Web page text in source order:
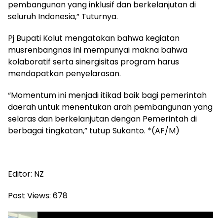
pembangunan yang inklusif dan berkelanjutan di
seluruh Indonesia,” Tuturnya.
Pj Bupati Kolut mengatakan bahwa kegiatan
musrenbangnas ini mempunyai makna bahwa
kolaboratif serta sinergisitas program harus
mendapatkan penyelarasan.
“Momentum ini menjadi itikad baik bagi pemerintah
daerah untuk menentukan arah pembangunan yang
selaras dan berkelanjutan dengan Pemerintah di
berbagai tingkatan,” tutup Sukanto. *(AF/M)
Editor: NZ
Post Views: 678